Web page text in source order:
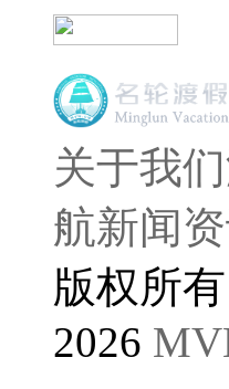
关于我们
航新闻
版权所有
2026